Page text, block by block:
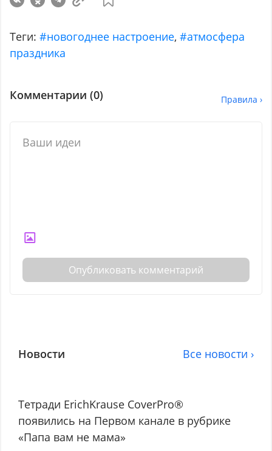
Теги: #новогоднее настроение,#атмосфера
праздника
Комментарии (0) Правила ›
Опубликовать комментарий
Новости Все новости ›
Тетради ErichKrause CoverPro®
появились на Первом канале в рубрике
«Папа вам не мама»